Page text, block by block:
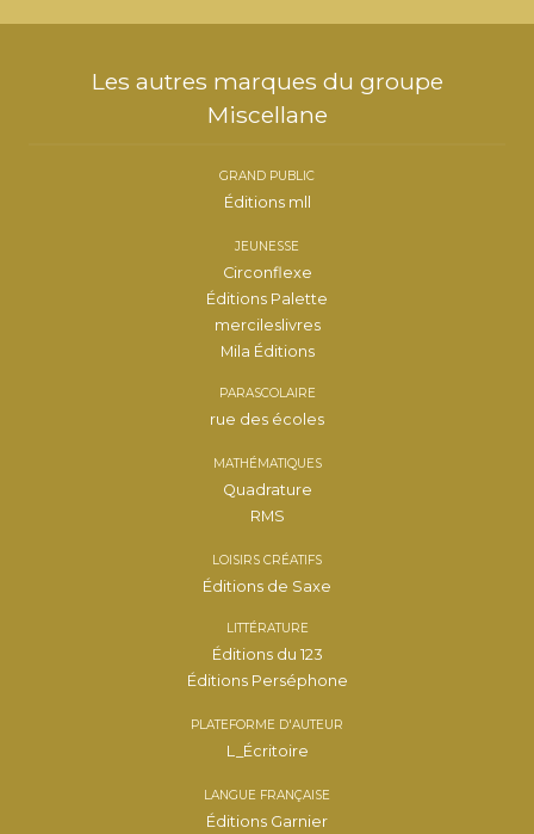
Les autres marques du groupe
Miscellane
GRAND PUBLIC
Éditions mll
JEUNESSE
Circonflexe
Éditions Palette
mercileslivres
Mila Éditions
PARASCOLAIRE
rue des écoles
MATHÉMATIQUES
Quadrature
RMS
LOISIRS CRÉATIFS
Éditions de Saxe
LITTÉRATURE
Éditions du 123
Éditions Perséphone
PLATEFORME D'AUTEUR
L_Écritoire
LANGUE FRANÇAISE
Éditions Garnier